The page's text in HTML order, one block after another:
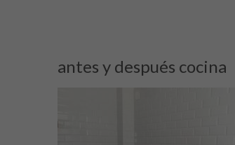
antes y después cocina